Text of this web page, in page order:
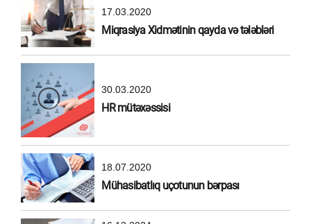
17.03.2020
Miqrasiya Xidmətinin qayda və tələbləri
30.03.2020
HR mütəxəssisi
18.07.2020
Mühasibatlıq uçotunun bərpası